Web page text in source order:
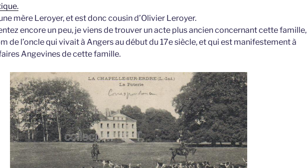
mère Leroyer, et est donc cousin d’Olivier Leroyer.
encore un peu, je viens de trouver un acte plus ancien concernant cette famille,
de l’oncle qui vivait à Angers au début du 17e siècle, et qui est manifestement à
Angevines de cette famille.